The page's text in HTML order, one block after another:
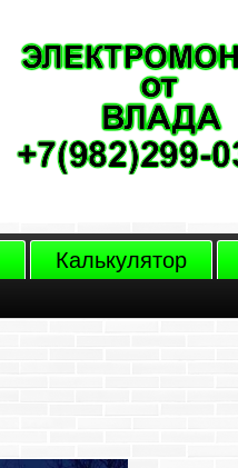
Калькулятор